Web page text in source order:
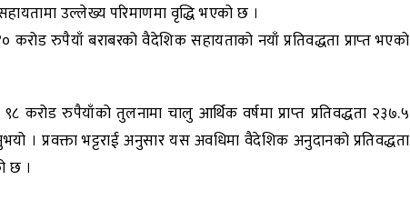
उल्लेख्य परिमाणमा वृद्धि भएको छ ।
रुपैयाँ बराबरको वैदेशिक सहायताको नयाँ प्रतिवद्धता प्राप्‍त भएको
करोड रुपैयाँको तुलनामा चालु आर्थिक वर्षमा प्राप्‍त प्रतिवद्धता २३७.५
। प्रवक्ता भट्टराई अनुसार यस अवधिमा वैदेशिक अनुदानको प्रतिवद्धता
छ ।